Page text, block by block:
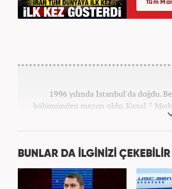
1996 yılında İstanbul'da doğdu.
bölümünden mezun oldu. Kanal 7
BUNLAR DA İLGİNİZİ ÇEKEBİLİR